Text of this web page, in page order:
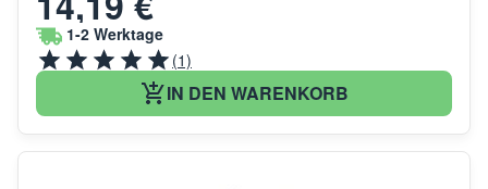
1-2 Werktage
(1)
IN DEN WARENKORB